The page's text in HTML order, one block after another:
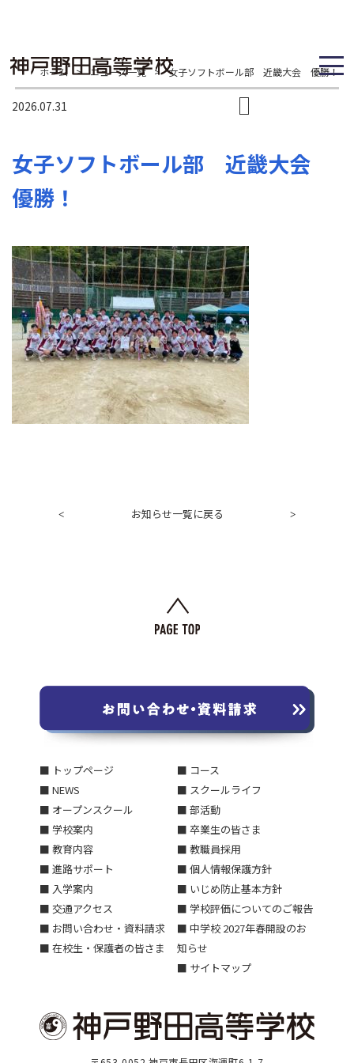
ホーム > ニュース一覧 > 女子ソフトボール部 近畿大会 優勝！
2026.07.31
女子ソフトボール部 近畿大会
優勝！
< お知らせ一覧に戻る >
■ トップページ
■ NEWS
■ オープンスクール
■ 学校案内
■ 教育内容
■ 進路サポート
■ 入学案内
■ 交通アクセス
■ お問い合わせ・資料請求
■ 在校生・保護者の皆さま
■ コース
■ スクールライフ
■ 部活動
■ 卒業生の皆さま
■ 教職員採用
■ 個人情報保護方針
■ いじめ防止基本方針
■ 学校評価についてのご報告
■ 中学校 2027年春開設のお
知らせ
■ サイトマップ